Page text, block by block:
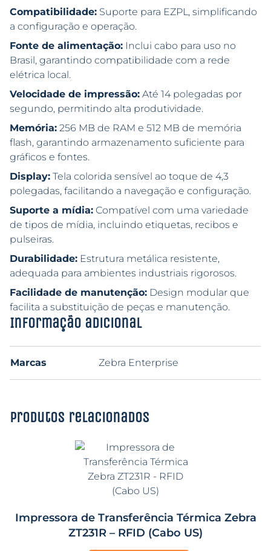
Compatibilidade: Suporte para EZPL, simplificando
a configuração e operação.
Fonte de alimentação: Inclui cabo para uso no
Brasil, garantindo compatibilidade com a rede
elétrica local.
Velocidade de impressão: Até 14 polegadas por
segundo, permitindo alta produtividade.
Memória: 256 MB de RAM e 512 MB de memória
flash, garantindo armazenamento suficiente para
gráficos e fontes.
Display: Tela colorida sensível ao toque de 4,3
polegadas, facilitando a navegação e configuração.
Suporte a mídia: Compatível com uma variedade
de tipos de mídia, incluindo etiquetas, recibos e
pulseiras.
Durabilidade: Estrutura metálica resistente,
adequada para ambientes industriais rigorosos.
Facilidade de manutenção: Design modular que
facilita a substituição de peças e manutenção.
Informação adicional
Marcas Zebra Enterprise
Produtos relacionados
Impressora de Transferência Térmica Zebra
ZT231R – RFID (Cabo US)